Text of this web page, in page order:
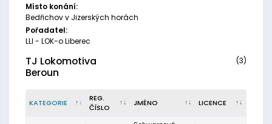
Místo konání:
Bedřichov v Jizerských horách
Pořadatel:
LLI - LOK-o Liberec
TJ Lokomotiva
Beroun
(3)
KATEGORIE
REG.
ČÍSLO
JMÉNO LICENCE